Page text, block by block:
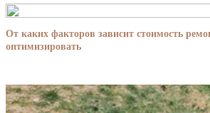
От каких факторов зависит стоимость
оптимизировать